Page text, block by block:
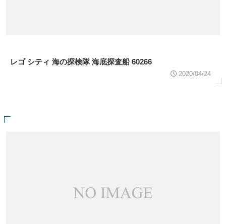
レゴ シティ 海の探検隊 海底探査船 60266
2020/04/24